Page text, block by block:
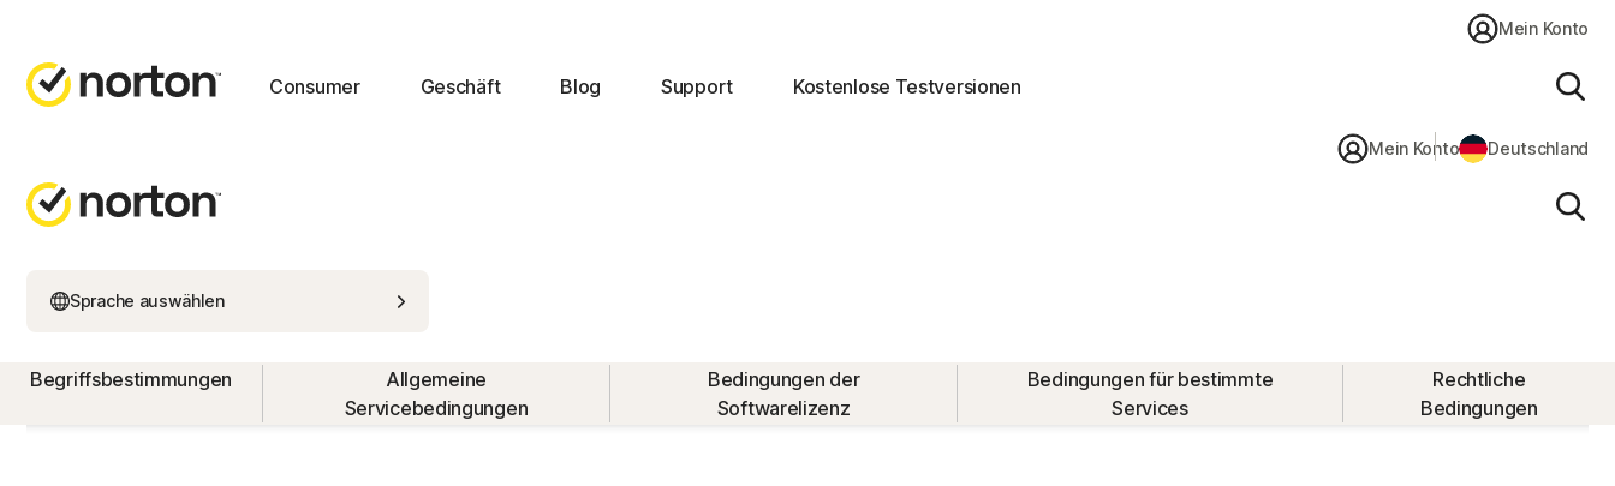
Mein Konto
Consumer Geschäft Blog Support Kostenlose Testversionen
Mein Konto Deutschland
Sprache auswählen
Begriffsbestimmungen
Allgemeine
Servicebedingungen
Bedingungen der
Softwarelizenz
Bedingungen für bestimmte
Services
Rechtliche
Bedingungen